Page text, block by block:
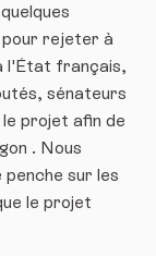
pour rejeter à
l'État français,
sénateurs
projet afin de
. Nous
sur les
le projet